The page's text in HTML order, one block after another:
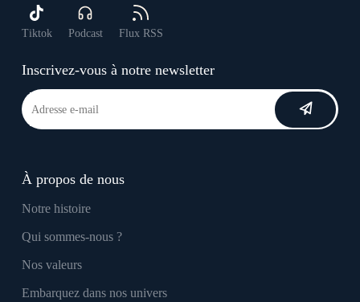
Tiktok Podcast Flux RSS
Inscrivez-vous à notre newsletter
À propos de nous
Notre histoire
Qui sommes-nous ?
Nos valeurs
Embarquez dans nos univers